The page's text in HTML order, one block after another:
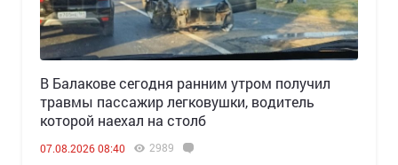
В Балакове сегодня ранним утром получил
травмы пассажир легковушки, водитель
которой наехал на столб
07.08.2026 08:40 2989